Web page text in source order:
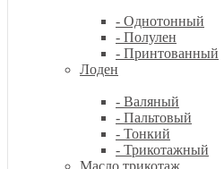
- Однотонный
- Полулен
- Принтованный
Лоден
- Валяный
- Пальтовый
- Тонкий
- Трикотажный
Масло трикотаж